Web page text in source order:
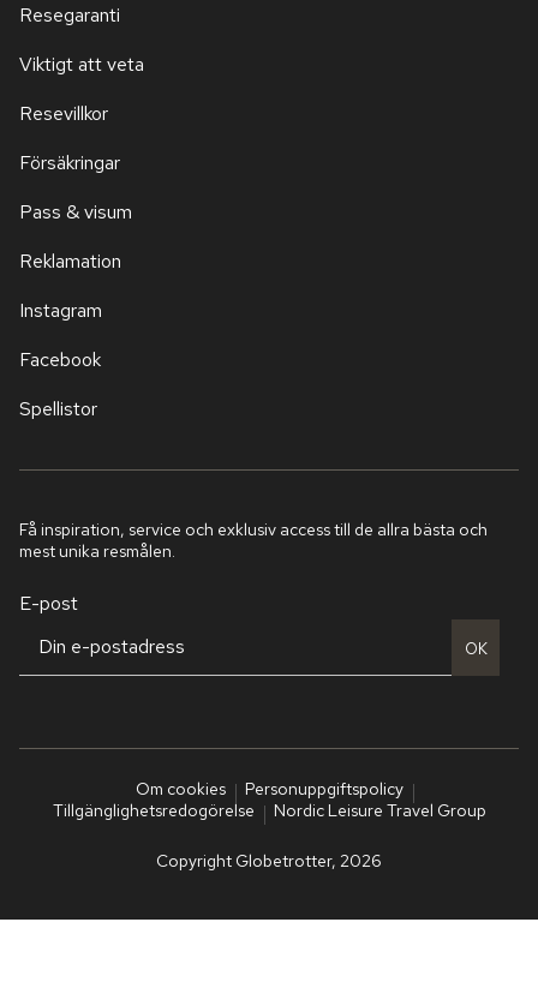
Resegaranti
Viktigt att veta
Resevillkor
Försäkringar
Pass & visum
Reklamation
Instagram
Facebook
Spellistor
Få inspiration, service och exklusiv access till de allra bästa och
mest unika resmålen.
E-post
OK
Om cookies
Personuppgiftspolicy
Tillgänglighetsredogörelse
Nordic Leisure Travel Group
Copyright Globetrotter, 2026